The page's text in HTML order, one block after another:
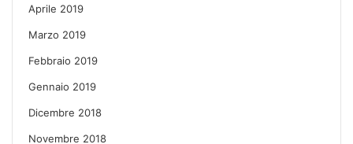
Aprile 2019
Marzo 2019
Febbraio 2019
Gennaio 2019
Dicembre 2018
Novembre 2018